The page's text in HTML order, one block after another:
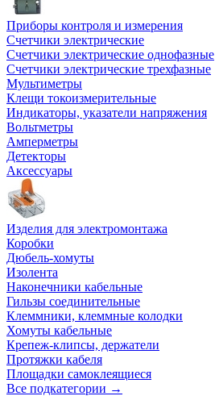
Приборы контроля и измерения
Счетчики электрические
Счетчики электрические однофазные
Счетчики электрические трехфазные
Мультиметры
Клещи токоизмерительные
Индикаторы, указатели напряжения
Вольтметры
Амперметры
Детекторы
Аксессуары
Изделия для электромонтажа
Коробки
Дюбель-хомуты
Изолента
Наконечники кабельные
Гильзы соединительные
Клеммники, клеммные колодки
Хомуты кабельные
Крепеж-клипсы, держатели
Протяжки кабеля
Площадки самоклеящиеся
Все подкатегории →